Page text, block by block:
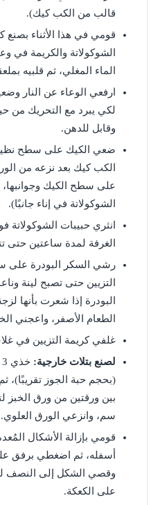
قالب من الكب كيك).
قومي في هذا الأثناء بصنع
الشوكولاتة والكريمة في
الماء المغلي، ثم قلبيه
ارفعي الوعاء عن النار
لكي يبرد مع التحريك من
وقابل للدهن.
ضعي الكيك على سطح
الكب كيك بعد نزعه من
على سطح الكيك
الشوكولاتة في إناء جانبًا).
انثري حبيبات
الغرفة لمدة ساعتين حتى
رشي السكر البودرة على
التزيين حتى تصبح لينة
البودرة إذا شعرت بأنها
الطعام الأصفر، واعجني
غلفي كريمة التزيين في
لصنع بتلات خارجية:
(بحجم حبة الجوز تقريبًا)،
سم، وانزعي الورق العلوي.
قومي بإزالة الأشكال
أسفله، ثم اضغطي برفق
وقصي الشكل إلى النصف
على الكعكة.